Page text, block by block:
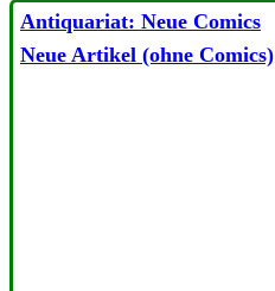
Antiquariat: Neue Comics
Neue Artikel (ohne Comics)